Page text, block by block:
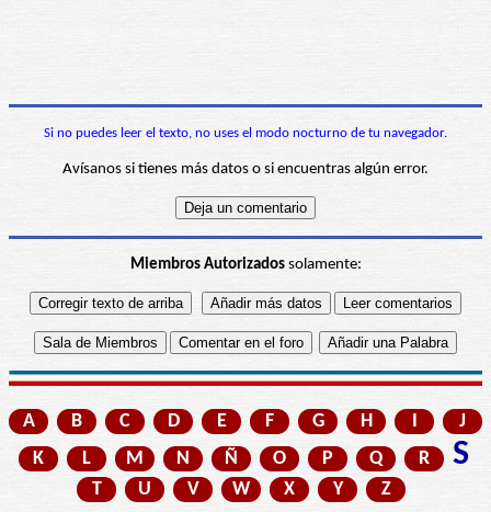
Si no puedes leer el texto, no uses el modo nocturno de tu navegador.
Avísanos si tienes más datos o si encuentras algún error.
Miembros Autorizadossolamente:
A B C D E F G H I
J
K
L M N Ñ O P Q R S
T U V W X Y Z